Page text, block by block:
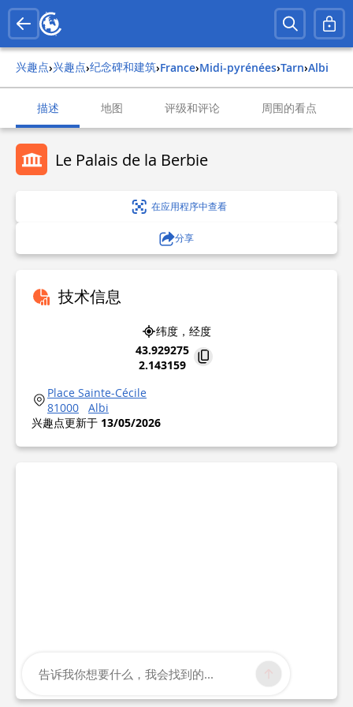
兴趣点› 兴趣点› 纪念碑和建筑› france› midi-pyrénées› tarn› albi
描述 地图 评级和评论 周围的看点
Le Palais de la Berbie
在应用程序中查看
分享
技术信息
纬度，经度
43.929275
2.143159
Place Sainte-Cécile
81000
Albi
兴趣点更新于 13/05/2026
告诉我你想要什么，我会找到的...